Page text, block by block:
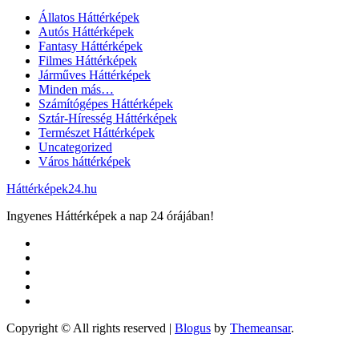
Állatos Háttérképek
Autós Háttérképek
Fantasy Háttérképek
Filmes Háttérképek
Járműves Háttérképek
Minden más…
Számítógépes Háttérképek
Sztár-Híresség Háttérképek
Természet Háttérképek
Uncategorized
Város háttérképek
Háttérképek24.hu
Ingyenes Háttérképek a nap 24 órájában!
Copyright © All rights reserved | Blogus by Themeansar.